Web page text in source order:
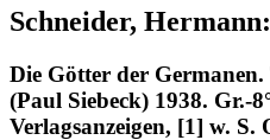
Schneider, Hermann:
Die Götter der
(Paul Siebeck) 1938. Gr.-
Verlagsanzeigen, [1] w. S.